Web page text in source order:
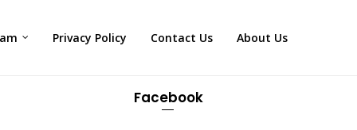
Privacy Policy Contact Us About Us
Facebook